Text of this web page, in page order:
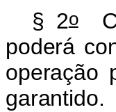
§ 2o
poderá
operação
garantido.